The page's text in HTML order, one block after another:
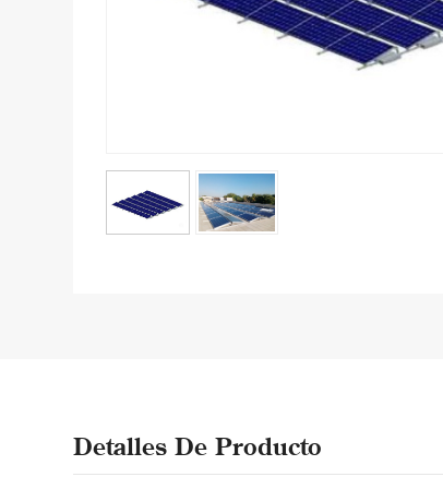
Detalles De Producto